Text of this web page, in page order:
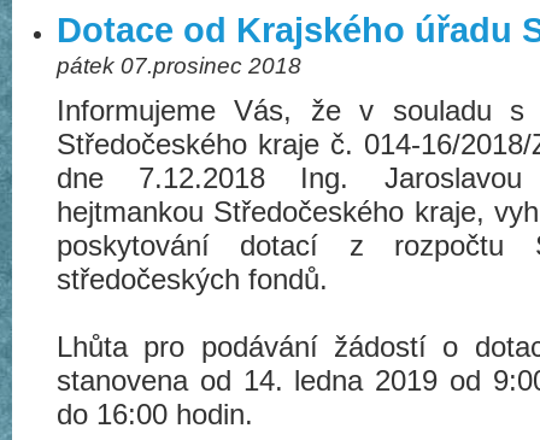
Dotace od Krajského úřadu
pátek 07.prosinec 2018
Informujeme Vás, že v souladu s
Středočeského kraje č. 014-16/
dne 7.12.2018 Ing. Jaroslavou
hejtmankou Středočeského kraje,
poskytování dotací z rozpočtu
středočeských fondů.
Lhůta pro podávání žádostí o
stanovena od 14. ledna 2019 od
do 16:00 hodin.